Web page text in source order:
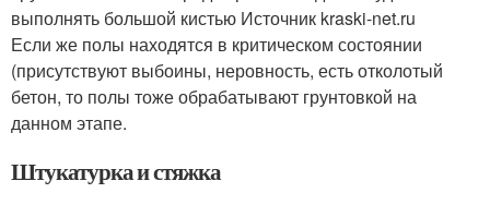
выполнять большой кистью Источник kraski-net.ru
Если же полы находятся в критическом состоянии
(присутствуют выбоины, неровность, есть отколотый
бетон, то полы тоже обрабатывают грунтовкой на
данном этапе.
Штукатурка и стяжка